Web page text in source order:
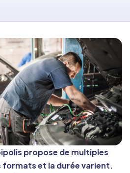
propose de multiples
et la durée varient.